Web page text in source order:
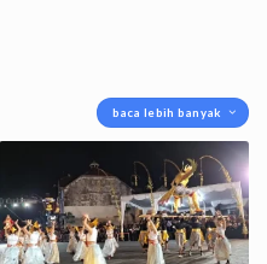
baca lebih banyak